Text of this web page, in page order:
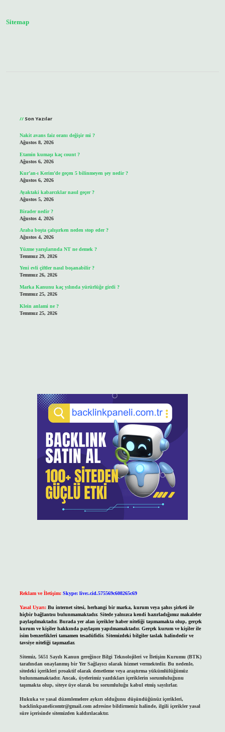
Sitemap
Son Yazılar
Nakit avans faiz oranı değişir mi ?
Ağustos 8, 2026
Etamin kumaşı kaç count ?
Ağustos 6, 2026
Kur’an-ı Kerim’de geçen 5 bilinmeyen şey nedir ?
Ağustos 6, 2026
Ayaktaki kabarcıklar nasıl geçer ?
Ağustos 5, 2026
Birader nedir ?
Ağustos 4, 2026
Araba boşta çalışırken neden stop eder ?
Ağustos 4, 2026
Yüzme yarışlarında NT ne demek ?
Temmuz 29, 2026
Yeni evli çiftler nasıl boşanabilir ?
Temmuz 26, 2026
Marka Kanunu kaç yılında yürürlüğe girdi ?
Temmuz 25, 2026
Klein anlami ne ?
Temmuz 25, 2026
Reklam ve İletişim: Skype: live:.cid.575569c608265c69
Yasal Uyarı: Bu internet sitesi, herhangi bir marka, kurum veya şahıs şirketi ile
hiçbir bağlantısı bulunmamaktadır. Sitede yalnızca kendi hazırladığımız makaleler
paylaşılmaktadır. Burada yer alan içerikler haber niteliği taşımamakta olup, gerçek
kurum ve kişiler hakkında paylaşım yapılmamaktadır. Gerçek kurum ve kişiler ile
isim benzerlikleri tamamen tesadüfidir. Sitemizdeki bilgiler taslak halindedir ve
tavsiye niteliği taşımazlar.
Sitemiz, 5651 Sayılı Kanun gereğince Bilgi Teknolojileri ve İletişim Kurumu (BTK)
tarafından onaylanmış bir Yer Sağlayıcı olarak hizmet vermektedir. Bu nedenle,
sitedeki içerikleri proaktif olarak denetleme veya araştırma yükümlülüğümüz
bulunmamaktadır. Ancak, üyelerimiz yazdıkları içeriklerin sorumluluğunu
taşımakta olup, siteye üye olarak bu sorumluluğu kabul etmiş sayılırlar.
Hukuka ve yasal düzenlemelere aykırı olduğunu düşündüğünüz içerikleri,
backlinkpanelicomtr@gmail.comadresine bildirmeniz halinde, ilgili içerikler yasal
süre içerisinde sitemizden kaldırılacaktır.